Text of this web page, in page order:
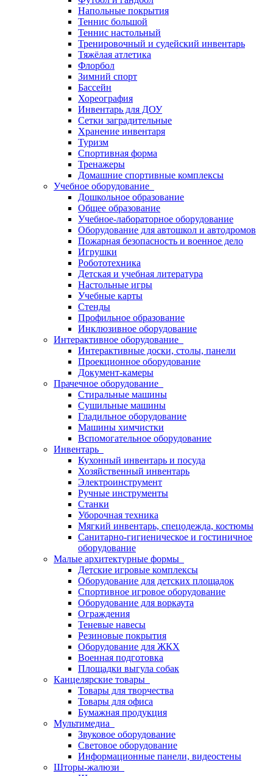
Напольные покрытия
Теннис большой
Теннис настольный
Тренировочный и судейский инвентарь
Тяжёлая атлетика
Флорбол
Зимний спорт
Бассейн
Хореография
Инвентарь для ДОУ
Сетки заградительные
Хранение инвентаря
Туризм
Спортивная форма
Тренажеры
Домашние спортивные комплексы
Учебное оборудование
Дошкольное образование
Общее образование
Учебное-лабораторное оборудование
Оборудование для автошкол и автодромов
Пожарная безопасность и военное дело
Игрушки
Робототехника
Детская и учебная литература
Настольные игры
Учебные карты
Стенды
Профильное образование
Инклюзивное оборудование
Интерактивное оборудование
Интерактивные доски, столы, панели
Проекционное оборудование
Документ-камеры
Прачечное оборудование
Стиральные машины
Сушильные машины
Гладильное оборудование
Машины химчистки
Вспомогательное оборудование
Инвентарь
Кухонный инвентарь и посуда
Хозяйственный инвентарь
Электроинструмент
Ручные инструменты
Станки
Уборочная техника
Мягкий инвентарь, спецодежда, костюмы
Санитарно-гигиеническое и гостиничное
оборудование
Малые архитектурные формы
Детские игровые комплексы
Оборудование для детских площадок
Спортивное игровое оборудование
Оборудование для воркаута
Ограждения
Теневые навесы
Резиновые покрытия
Оборудование для ЖКХ
Военная подготовка
Площадки выгула собак
Канцелярские товары
Товары для творчества
Товары для офиса
Бумажная продукция
Мультимедиа
Звуковое оборудование
Световое оборудование
Информационные панели, видеостены
Шторы-жалюзи